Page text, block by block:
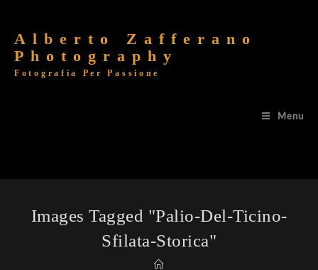
Alberto Zafferano
Photography
Fotografia Per Passione
Menu
Images Tagged "palio-Del-Ticino-
Sfilata-Storica"